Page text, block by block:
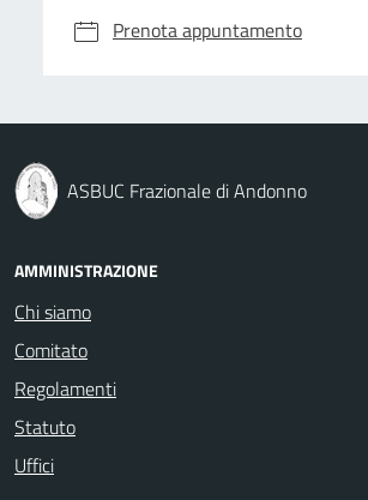
Prenota appuntamento
ASBUC Frazionale di Andonno
AMMINISTRAZIONE
Chi siamo
Comitato
Regolamenti
Statuto
Uffici